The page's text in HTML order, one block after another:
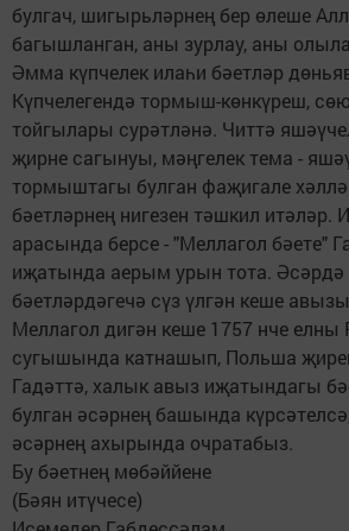
булгач, шигырьләрнең бер өлеше
багышланган, аны зурлау, аны
Әмма күпчелек илаһи бәетләр
Күпчелегендә тормыш-көнкүреш,
тойгылары сурәтләнә. Читтә
җирне сагынуы, мәңгелек тема -
тормыштагы булган фаҗигале
бәетләрнең нигезен тәшкил итәләр.
арасында берсе - "Меллагол бәете"
иҗатында аерым урын тота. Әсәрдә
бәетләрдәгечә сүз үлгән кеше
Меллагол дигән кеше 1757 нче елны
сугышында катнашып, Польша
Гадәттә, халык авыз иҗатындагы
булган әсәрнең башында
әсәрнең ахырында очратабыз.
Бу бәетнең мөбәййене
(Бәян итүчесе)